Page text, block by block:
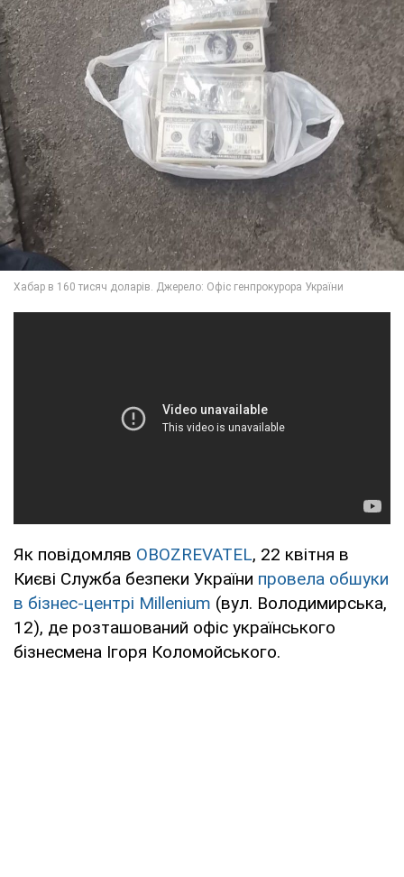
Як повідомляв OBOZREVATEL, 22 квітня в
Києві Служба безпеки України провела обшуки
в бізнес-центрі Millenium (вул. Володимирська,
12), де розташований офіс українського
бізнесмена Ігоря Коломойського.